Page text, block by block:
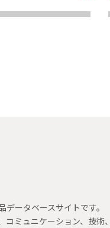
ータベースサイトです。
ミュニケーション、技術